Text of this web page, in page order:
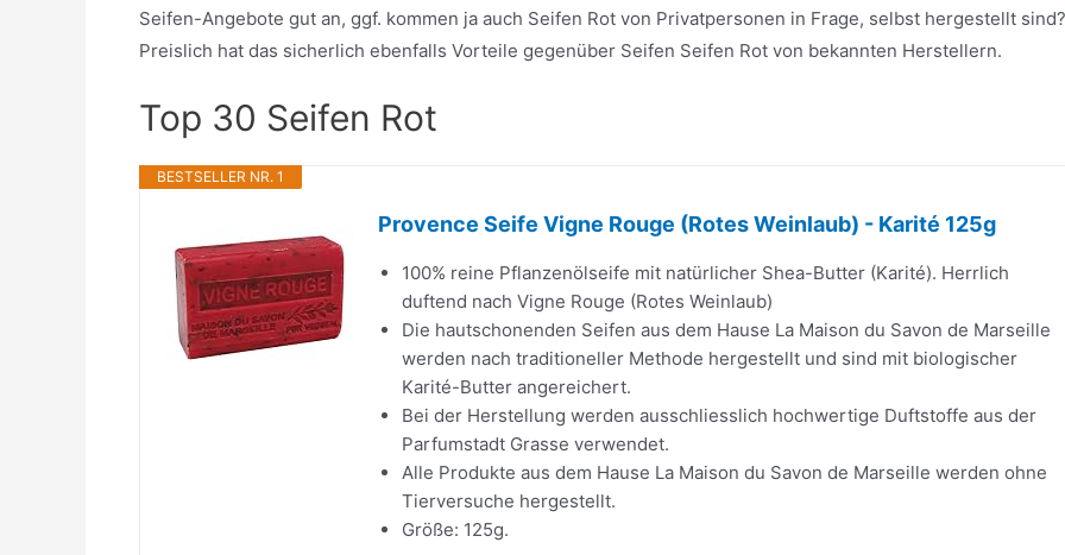
Seifen-Angebote gut an, ggf. kommen ja auch Seifen Rot von Privatpersonen in Frage, selbst hergestellt
Preislich hat das sicherlich ebenfalls Vorteile gegenüber Seifen Seifen Rot von bekannten Herstellern.
Top 30 Seifen Rot
BESTSELLER NR. 1
Provence Seife Vigne Rouge (Rotes Weinlaub) - Karité 125g
100% reine Pflanzenölseife mit natürlicher Shea-Butter (Karité). Herrlich
duftend nach Vigne Rouge (Rotes Weinlaub)
Die hautschonenden Seifen aus dem Hause La Maison du Savon de Marseille
werden nach traditioneller Methode hergestellt und sind mit biologischer
Karité-Butter angereichert.
Bei der Herstellung werden ausschliesslich hochwertige Duftstoffe aus der
Parfumstadt Grasse verwendet.
Alle Produkte aus dem Hause La Maison du Savon de Marseille werden ohne
Tierversuche hergestellt.
Größe: 125g.